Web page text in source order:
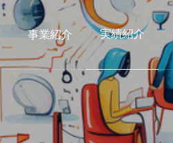
事業紹介 実績紹介